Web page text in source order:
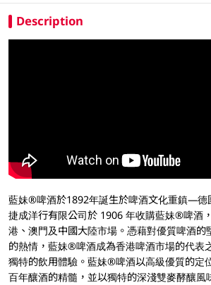
Description
藍妹®啤酒於1892年誕生於啤酒文化重鎮—德
捷成洋行有限公司於 1906 年收購藍妹®啤酒
港、澳門及中國大陸市場。憑藉對優質啤酒的
的熱情，藍妹®啤酒成為香港啤酒市場的代表
獨特的飲用體驗。藍妹®啤酒以高級優質的定
百年釀酒的精髓，並以獨特的深淺雙麥酵釀風